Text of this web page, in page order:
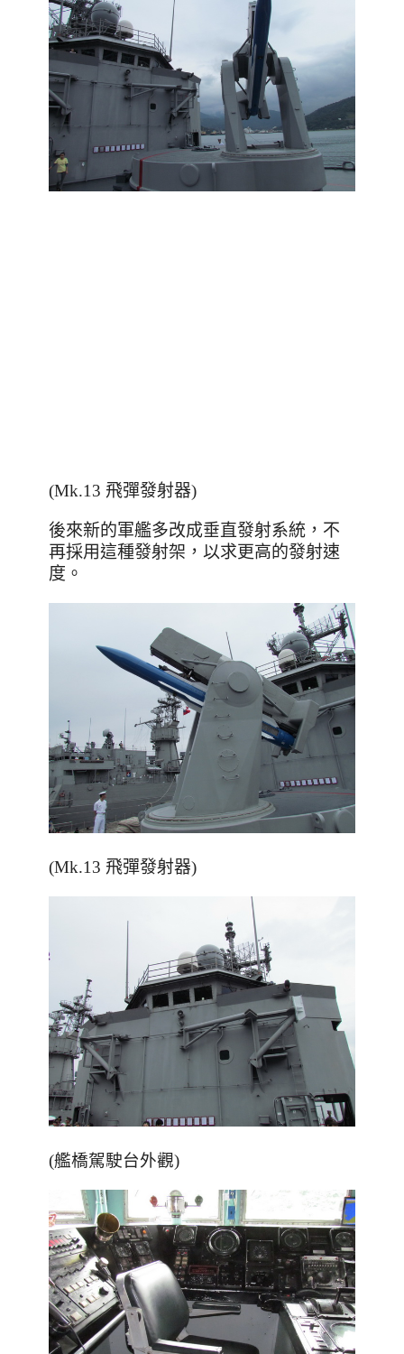
(Mk.13 飛彈發射器)
後來新的軍艦多改成垂直發射系統，不
再採用這種發射架，以求更高的發射速
度。
(Mk.13 飛彈發射器)
(艦橋駕駛台外觀)